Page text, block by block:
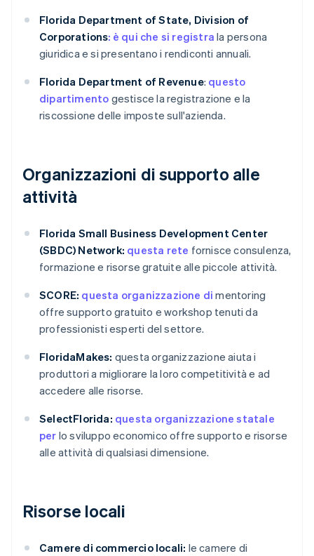
Florida Department of State, Division of
Corporations: è qui che si registra la persona
giuridica e si presentano i rendiconti annuali.
Florida Department of Revenue: questo
dipartimento gestisce la registrazione e la
riscossione delle imposte sull'azienda.
Organizzazioni di supporto alle
attività
Florida Small Business Development Center
(SBDC) Network: questa rete fornisce consulenza,
formazione e risorse gratuite alle piccole attività.
SCORE: questa organizzazione di mentoring
offre supporto gratuito e workshop tenuti da
professionisti esperti del settore.
FloridaMakes: questa organizzazione aiuta i
produttori a migliorare la loro competitività e ad
accedere alle risorse.
SelectFlorida: questa organizzazione statale
per lo sviluppo economico offre supporto e risorse
alle attività di qualsiasi dimensione.
Risorse locali
Camere di commercio locali: le camere di